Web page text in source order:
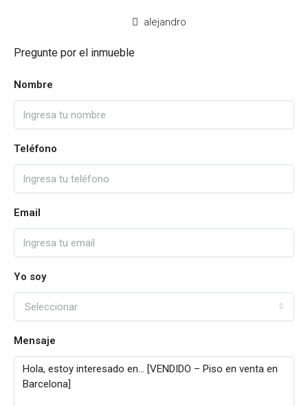
alejandro
Pregunte por el inmueble
Nombre
Teléfono
Email
Yo soy
Seleccionar
Mensaje